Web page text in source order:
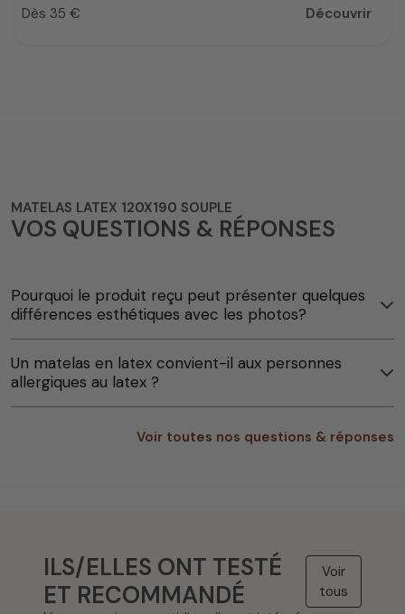
Prix
Dès 35 € Découvrir
MATELAS LATEX 120X190 SOUPLE
VOS QUESTIONS & RÉPONSES
Pourquoi le produit reçu peut présenter quelques
différences esthétiques avec les photos?
Un matelas en latex convient-il aux personnes
allergiques au latex ?
Voir toutes nos questions & réponses
ILS/ELLES ONT TESTÉ
ET RECOMMANDÉ
Voir
tous